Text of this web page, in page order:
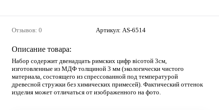
Отзывов: 0 Артикул: AS-6514
Описание товара:
Набор содержит двенадцать римских цифр вісотой 3см,
изготовленные из МДФ толщиной 3 мм (экологически чистого
материала, состоящего из спрессованной под температурой
древесной стружки без химических примесей). Фактический оттенок
изделия может отличаться от изображенного на фото.